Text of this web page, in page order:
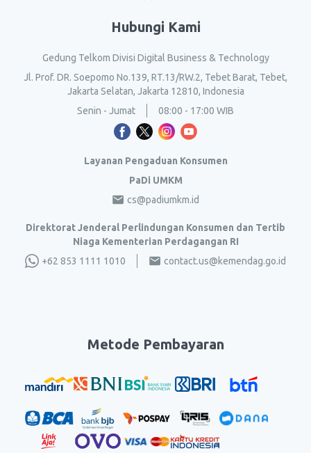
Hubungi Kami
Gedung Telkom Divisi Digital Business & Technology
Jl. Prof. DR. Soepomo No.139, RT.13/RW.2, Tebet Barat, Tebet,
Jakarta Selatan, Jakarta 12810, Indonesia
Senin - Jumat
08:00 - 17:00 WIB
Layanan Pengaduan Konsumen
PaDi UMKM
cs@padiumkm.id
Direktorat Jenderal Perlindungan Konsumen dan Tertib
Niaga Kementerian Perdagangan RI
+62 853 1111 1010
contact.us@kemendag.go.id
Metode Pembayaran